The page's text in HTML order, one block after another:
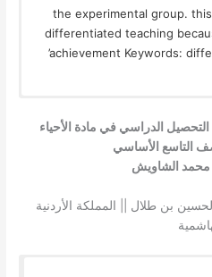
the experimental group.
differentiated teaching
’achievement Keywords:
التحصيل الدراسي في مادة الأحياء
التاسع الأساسي
الشاويش
بن طلال || المملكة الأردنية